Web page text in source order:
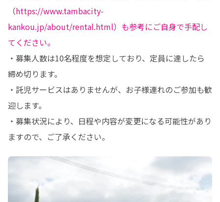
（https://www.tambacity-
kankou.jp/about/rental.html）も参考にご自身で手配し
てください。
・募集人数は10名程度を想定しており、定員に達したら
締め切ります。
・託児サービスはありませんが、お子様連れのご参加も歓
迎します。
・募集状況により、日程や内容が変更になる可能性があり
ますので、ご了承ください。